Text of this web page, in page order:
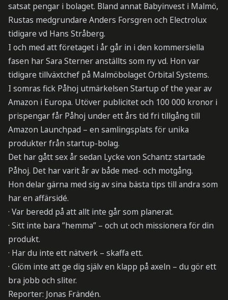
satsat pengar i bolaget. Bland annat Babyinvest i Malmö,
Rustas medgrundare Anders Forsgren och Electrolux
tidigare vd Hans Stråberg.
I och med att företaget i år går in i den kommersiella
fasen har Sara Sterner anställts som ny vd. Hon var
tidigare tillväxtchef på Malmöbolaget Orbital Systems.
I somras fick Påhoj utmärkelsen Startup of the year av
Amazon i Europa. Utöver publicitet och 100 000 kronor i
prispengar får Påhoj under ett års tid fri tillgång till
Amazon Launchpad – en samlingsplats för unika
produkter från startup-bolag.
Det har gått sex år sedan Lycke von Schantz startade
Påhoj. Det har varit år av både med- och motgång.
Hon delar gärna med sig av sina bästa tips till andra som
har en affärsidé.
· Var beredd på att allt inte går som planerat.
· Sitt inte bara ”hemma” – och ut och missionera för din
produkt.
· Har du inte ett nätverk – skaffa ett.
· Glöm inte att ge dig själv en klapp på axeln – du gör ett
bra jobb och sliter.
Reporter: Jonas Frändén.